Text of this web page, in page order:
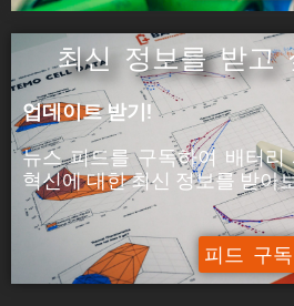
최신 정보를 받고
업데이트 받기!
뉴스 피드를 구독하여 배터
혁신에대한최신 정보를 받아
피드 구독